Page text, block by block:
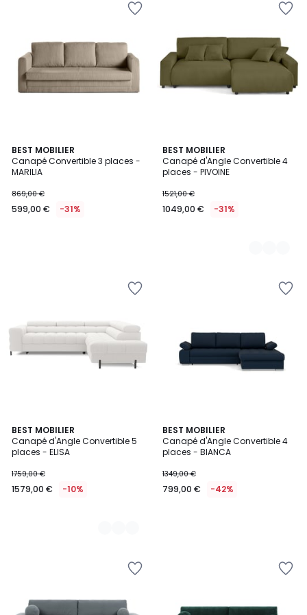
BEST MOBILIER
Canapé Convertible 3 places -
MARILIA
869,00 €
599,00 € -31%
BEST MOBILIER
Canapé d'Angle Convertible 4
places - PIVOINE
1521,00 €
1049,00 € -31%
6
Couleurs
BEST MOBILIER
Canapé d'Angle Convertible 5
places - ELISA
1759,00 €
1579,00 € -10%
4
Couleurs
BEST MOBILIER
Canapé d'Angle Convertible 4
places - BIANCA
1349,00 €
799,00 € -42%